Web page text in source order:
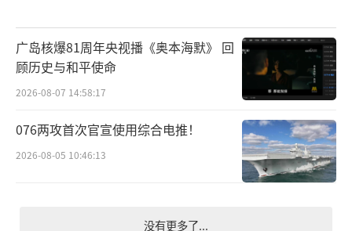
广岛核爆81周年央视播《奥本海默》 回
顾历史与和平使命
2026-08-07 14:58:17
076两攻首次官宣使用综合电推！
2026-08-05 10:46:13
没有更多了...